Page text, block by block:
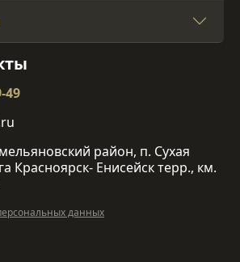
49
район, п. Сухая
Красноярск- Енисейск терр., км.
данных